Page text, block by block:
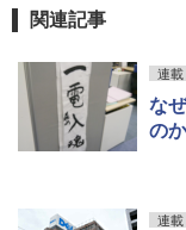
関連記事
連載
な
の
連載